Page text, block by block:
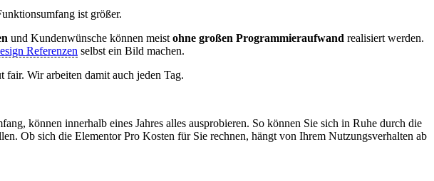
ist größer.
und Kundenwünsche können meist ohne großen Programmieraufwand realisiert werden.
Referenzen selbst ein Bild machen.
Wir arbeiten damit auch jeden Tag.
können innerhalb eines Jahres alles ausprobieren. So können Sie sich in Ruhe durch die
Ob sich die Elementor Pro Kosten für Sie rechnen, hängt von Ihrem Nutzungsverhalten ab